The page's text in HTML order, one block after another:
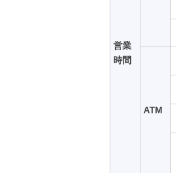
営業
時間
ATM